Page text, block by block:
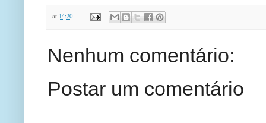
at 14:20
Nenhum comentário:
Postar um comentário